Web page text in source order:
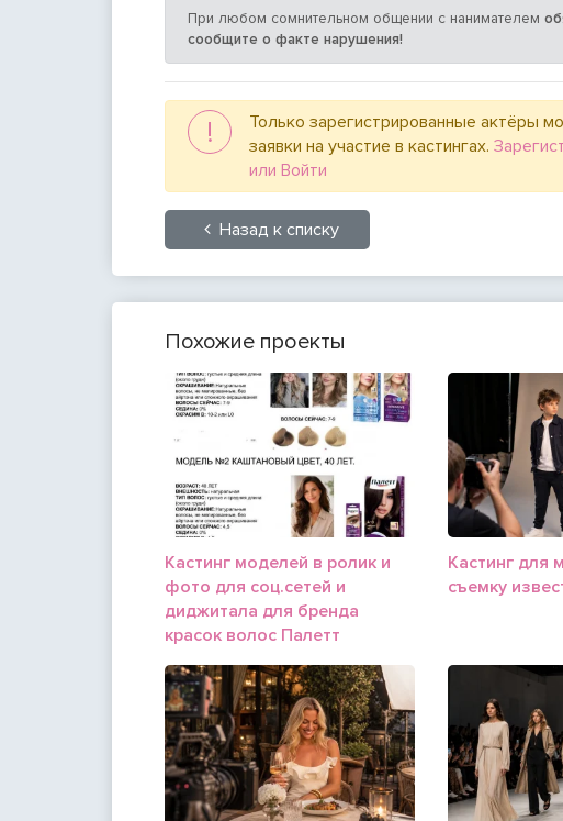
При любом сомнительном общении с нанимателем
сообщите о факте нарушения!
!
Только зарегистрированные актёры
заявки на участие в кастингах.
или Войти
Назад к списку
Похожие проекты
Кастинг моделей в ролик и
фото для соц.сетей и
диджитала для бренда
красок волос Палетт
Кастинг для
съемку